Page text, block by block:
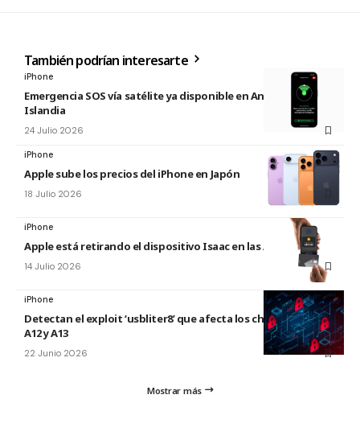
También podrían interesarte
iPhone
Emergencia SOS vía satélite ya disponible en Andorra e
Islandia
24 Julio 2026
iPhone
Apple sube los precios del iPhone en Japón
18 Julio 2026
iPhone
Apple está retirando el dispositivo Isaac en las Apple Store
14 Julio 2026
iPhone
Detectan el exploit ‘usbliter8’ que afecta los chips de Apple
A12 y A13
22 Junio 2026
Mostrar más